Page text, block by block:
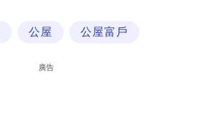
公屋 公屋富戶
廣告